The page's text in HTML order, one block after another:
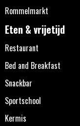
Rommelmarkt
Eten & vrijetijd
Restaurant
Bed and Breakfast
Snackbar
Sportschool
Kermis